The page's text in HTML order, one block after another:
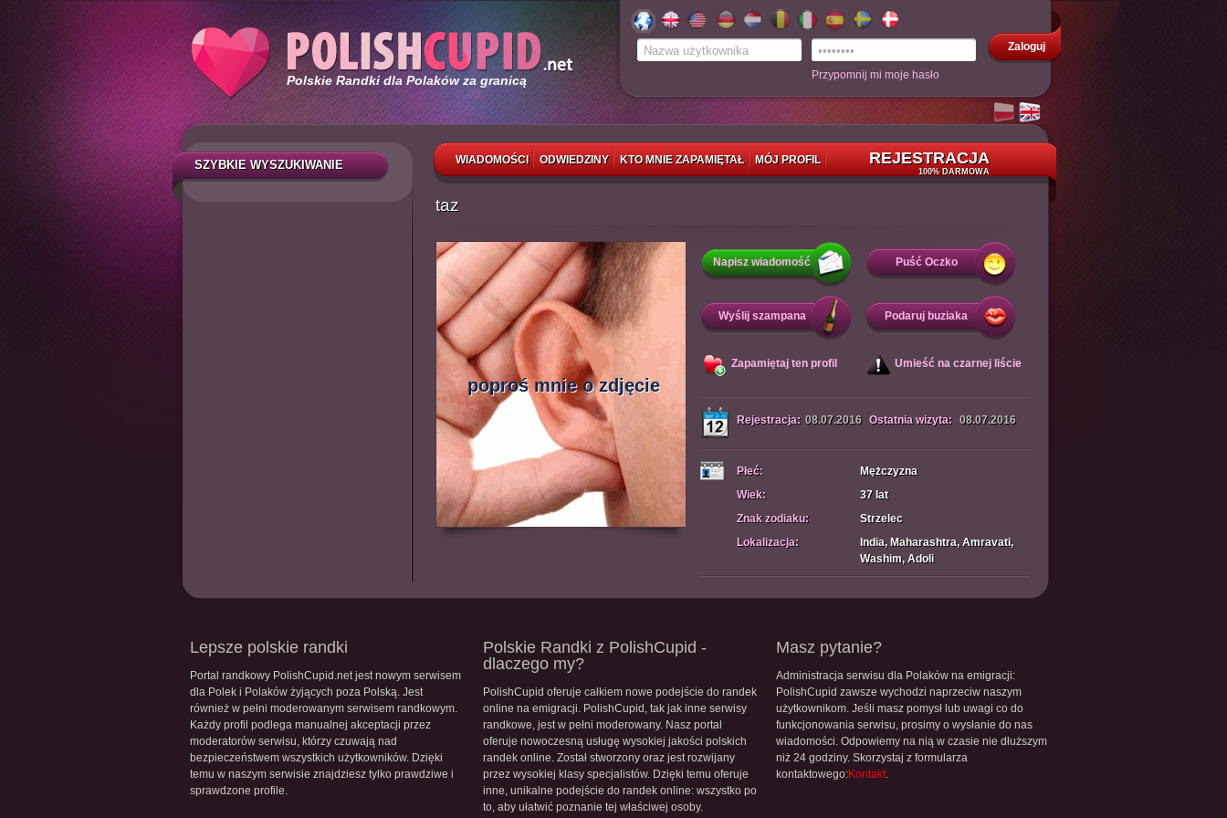
Polskie Randki dla Polaków za granicą
Zaloguj
Przypomnij mi moje hasło
WIADOMOŚCI ODWIEDZINY KTO MNIE ZAPAMIĘTAŁ MÓJ PROFIL REJESTRACJA
100% DARMOWA
SZYBKIE WYSZUKIWANIE
taz
poproś mnie o zdjęcie
Napisz wiadomość Puść Oczko
Wyślij szampana Podaruj buziaka
Zapamiętaj ten profil Umieść na czarnej liście
Rejestracja: 08.07.2016 Ostatnia wizyta: 08.07.2016
Płeć:
Mężczyzna
Wiek:
37 lat
Znak zodiaku:
Strzelec
Lokalizacja:
India, Maharashtra, Amravati,
Washim, Adoli
Lepsze polskie randki
Portal randkowy PolishCupid.net jest nowym serwisem
dla Polek i Polaków żyjących poza Polską. Jest
również w pełni moderowanym serwisem randkowym.
Każdy profil podlega manualnej akceptacji przez
moderatorów serwisu, którzy czuwają nad
bezpieczeństwem wszystkich użytkowników. Dzięki
temu w naszym serwisie znajdziesz tylko prawdziwe i
sprawdzone profile.
Polskie Randki z PolishCupid -
dlaczego my?
PolishCupid oferuje całkiem nowe podejście do randek
online na emigracji. PolishCupid, tak jak inne serwisy
randkowe, jest w pełni moderowany. Nasz portal
oferuje nowoczesną usługę wysokiej jakości polskich
randek online. Został stworzony oraz jest rozwijany
przez wysokiej klasy specjalistów. Dzięki temu oferuje
inne, unikalne podejście do randek online: wszystko po
to, aby ułatwić poznanie tej właściwej osoby.
Masz pytanie?
Administracja serwisu dla Polaków na emigracji:
PolishCupid zawsze wychodzi naprzeciw naszym
użytkownikom. Jeśli masz pomysł lub uwagi co do
funkcjonowania serwisu, prosimy o wysłanie do nas
wiadomości. Odpowiemy na nią w czasie nie dłuższym
niż 24 godziny. Skorzystaj z formularza
kontaktowego:Kontakt.